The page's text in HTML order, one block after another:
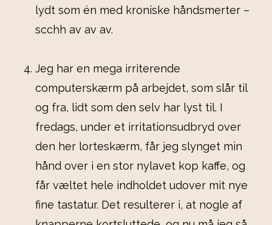
lydt som én med kroniske håndsmerter –
scchh av av av.
Jeg har en mega irriterende
computerskærm på arbejdet, som slår til
og fra, lidt som den selv har lyst til. I
fredags, under et irritationsudbryd over
den her lorteskærm, får jeg slynget min
hånd over i en stor nylavet kop kaffe, og
får væltet hele indholdet udover mit nye
fine tastatur. Det resulterer i, at nogle af